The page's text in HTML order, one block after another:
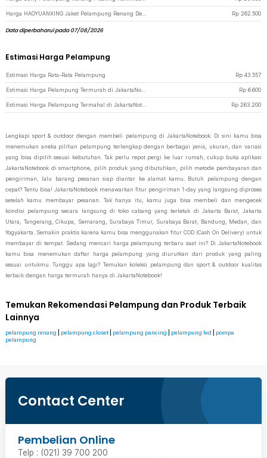
Rp 262.500
Data diperbaharui pada 07/08/2026
Estimasi Harga Pelampung
Estimasi Harga Rata-Rata Pelampung Rp 43.557
Rp 6.600
Rp 263.200
Lengkapi sport & outdoor dengan membeli pelampung di JakartaNotebook. Di sini kamu bisa
menemukan aneka pilihan pelampung terlengkap dengan berbagai jenis, ukuran, dan variasi
yang bisa dipilih sesuai kebutuhan. Tak perlu repot pergi ke luar rumah, cukup buka aplikasi
JakartaNotebook di smartphone, pilih produk yang dibutuhkan, pilih metode pembayaran dan
pengiriman, lalu barang pesanan siap diantar ke alamat kamu. Butuh pelampung dengan
cepat? Tentu bisa! JakartaNotebook menawarkan fitur pengiriman 1-day yang langsung diproses
setelah kamu membayar pesanan. Tak hanya itu, kamu juga bisa membeli dan mengecek
kondisi pelampung secara langsung di toko cabang yang terletak di Jakarta Barat, Jakarta
Utara, Tangerang, Cikupa, Semarang, Surabaya Timur, Surabaya Barat, Bandung, Medan, dan
Yogyakarta. Semakin praktis karena kamu bisa menggunakan fitur COD (Cash On Delivery) untuk
membayar di tempat. Sedang mencari harga pelampung terbaru saat ini? Di JakartaNotebook
kamu bisa menemukan daftar harga pelampung yang diurutkan dari produk yang paling
sesuai untukmu. Tunggu apa lagi? Temukan koleksi pelampung dan sport & outdoor kualitas
terbaik dengan harga termurah hanya di JakartaNotebook!
Temukan Rekomendasi Pelampung dan Produk Terbaik
Lainnya
pelampung renang pelampung closet pelampung pancing pelampung led
pompa
pelampung
Contact Center
Pembelian Online
Telp : (021) 39 700 200